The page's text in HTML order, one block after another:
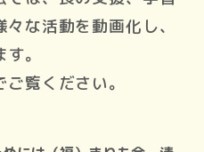
な活動を動画化し、
。
覧ください。